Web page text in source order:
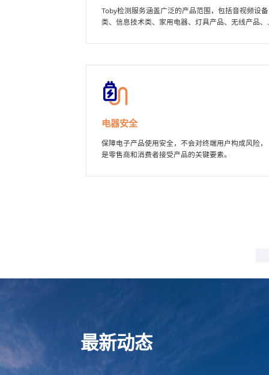
Toby检测服务涵盖广泛的产品范围，包括音视频设备
类、信息技术类、家用电器、灯具产品、无线产品、
电器安全
保障电子产品使用安全，不会对终端用户构成风险，
是零售商和消费者接受产品的关键要素。
最新动态